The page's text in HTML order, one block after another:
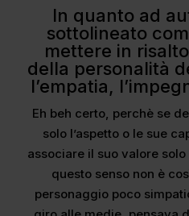
In quanto ad
sottolineato
mettere in
della personalità
l’empatia,
Eh beh certo, perchè se
solo l’aspetto o le sue
associare il suo valore
questo senso non è
personaggio poco